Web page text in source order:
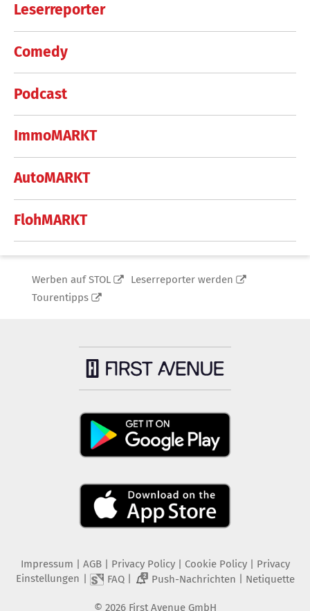
Leserreporter
Comedy
Podcast
ImmoMARKT
AutoMARKT
FlohMARKT
Werben auf STOL
Leserreporter werden
Tourentipps
Impressum AGB Privacy Policy| Cookie Policy| Privacy
Einstellungen
FAQ| 2 Push-Nachrichten Netiquette
© 2026 First Avenue GmbH